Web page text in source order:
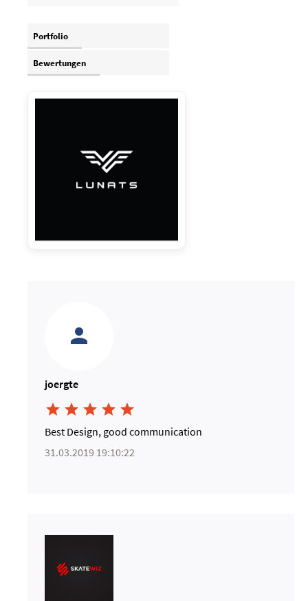
Portfolio
Bewertungen
joergte
    
Best Design, good communication
31.03.2019 19:10:22